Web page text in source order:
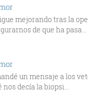
mejorando tras la
de que ha pasa...
un mensaje a los
decía la biopsi...